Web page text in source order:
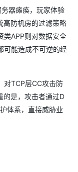
器瘫痪，玩家体验
高防机房的过滤策略
类APP则对数据安全
可能造成不可逆的经
对TCP层CC攻击防
的是，攻击者通过D
体系，直接威胁业